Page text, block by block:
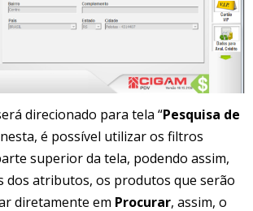
direcionado para tela “Pesquisa de
nesta, é possível utilizar os filtros
superior da tela, podendo assim,
dos atributos, os produtos que serão
diretamente em Procurar, assim, o